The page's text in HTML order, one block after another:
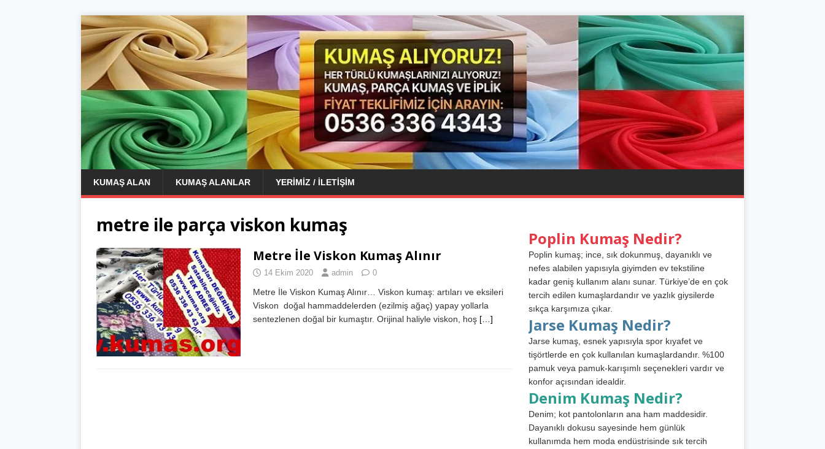
KUMAŞ ALAN KUMAŞ ALANLAR YERIMIZ / İLETIŞIM
metre ile parça viskon kumaş
Metre İle Viskon Kumaş Alınır
14 Ekim 2020 admin 0
Metre İle Viskon Kumaş Alınır… Viskon kumaş: artıları ve eksileri
Viskon doğal hammaddelerden (ezilmiş ağaç) yapay yollarla
sentezlenen doğal bir kumaştır. Orijinal haliyle viskon, hoş […]
Poplin Kumaş Nedir?
Poplin kumaş; ince, sık dokunmuş, dayanıklı ve
nefes alabilen yapısıyla giyimden ev tekstiline
kadar geniş kullanım alanı sunar. Türkiye’de en çok
tercih edilen kumaşlardandır ve yazlık giysilerde
sıkça karşımıza çıkar.
Jarse Kumaş Nedir?
Jarse kumaş, esnek yapısıyla spor kıyafet ve
tişörtlerde en çok kullanılan kumaşlardandır. %100
pamuk veya pamuk-karışımlı seçenekleri vardır ve
konfor açısından idealdir.
Denim Kumaş Nedir?
Denim; kot pantolonların ana ham maddesidir.
Dayanıklı dokusu sayesinde hem günlük
kullanımda hem moda endüstrisinde sık tercih